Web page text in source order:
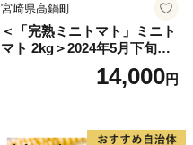
宮崎県高鍋町
＜「完熟ミニトマト」ミニト
マト 2kg＞2024年5月下旬迄
に順次出荷 野菜ソムリエサ
ミット アルル・リリカ共に
県 高鍋町産 産地直送 有機肥
14,000円